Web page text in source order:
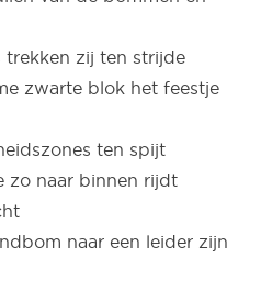
trekken zij ten strijde
zwarte blok het feestje
ten spijt
zo naar binnen rijdt
naar een leider zijn